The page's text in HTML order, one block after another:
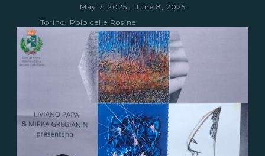
May 7, 2025 - June 8, 2025
Torino, Polo delle Rosine